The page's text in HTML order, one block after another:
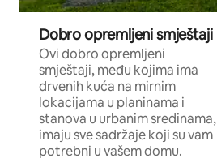
Dobro opremljeni smještaji
Ovi dobro opremljeni
smještaji, među kojima ima
drvenih kuća na mirnim
lokacijama u planinama i
stanova u urbanim sredinama,
imaju sve sadržaje koji su vam
potrebni u vašem domu.